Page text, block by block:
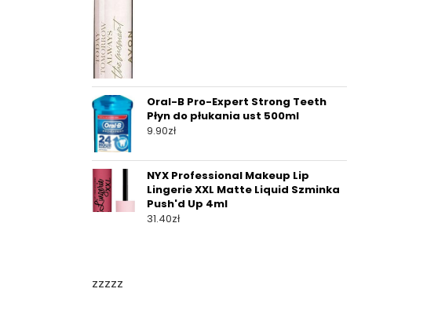
Oral-B Pro-Expert Strong Teeth
Płyn do płukania ust 500ml
9.90zł
NYX Professional Makeup Lip
Lingerie XXL Matte Liquid Szminka
Push'd Up 4ml
31.40zł
zzzzz